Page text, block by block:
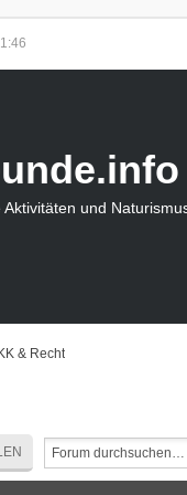
und
& Recht